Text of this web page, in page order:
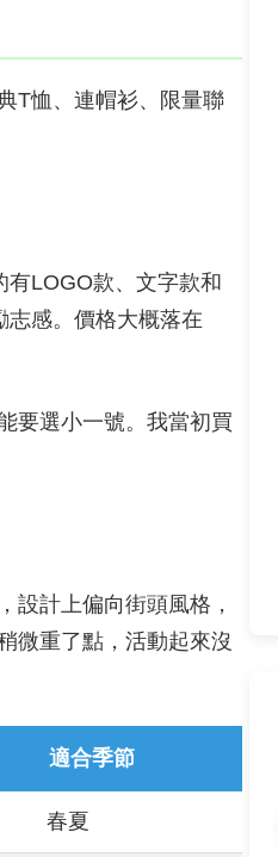
T恤、連帽衫、限量聯
LOGO款、文字款和
志感。價格大概落在
要選小一號。我當初買
設計上偏向街頭風格，
微重了點，活動起來沒
適合季節
春夏